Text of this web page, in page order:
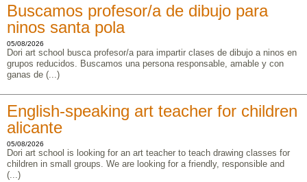
Buscamos profesor/a de dibujo para
ninos santa pola
05/08/2026
Dori art school busca profesor/a para impartir clases de dibujo a ninos en
grupos reducidos. Buscamos una persona responsable, amable y con
ganas de (...)
English-speaking art teacher for children
alicante
05/08/2026
Dori art school is looking for an art teacher to teach drawing classes for
children in small groups. We are looking for a friendly, responsible and
(...)